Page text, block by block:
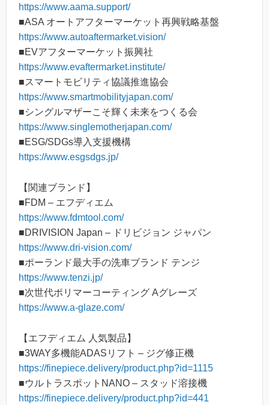
https://www.aama.support/
■ASA オートアフターマーケット再興戦略基盤
https://www.autoaftermarket.vision/
■EVアフターマーケット振興社
https://www.evaftermarket.institute/
■​スマートモビリティ協議推進協会
https://www.smartmobilityjapan.com/
■シングルマザーこそ輝く未来をつくる会
https://www.singlemotherjapan.com/
​■ESG/SDGs導入支援機構
https://www.esgsdgs.jp/
【関連ブランド】
■FDM – エフディエム
https://www.fdmtool.com/
■DRIVISION Japan – ドリビジョン ジャパン
https://www.dri-vision.com/
■ポーランド最大手の洗車ブランド テンジ
https://www.tenzi.jp/
■次世代ポリマーコーティング Aグレーズ
https://www.a-glaze.com/
【エフディエム 人気製品】
■3WAY多機能ADASリフト – ジグ修正機
https://finepiece.delivery/product.php?id=1115
■ウルトラスポットNANO – スタッド溶接機
https://finepiece.delivery/product.php?id=441